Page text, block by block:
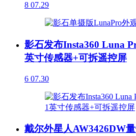
8 07.29
影石发布Insta360 Luna
英寸传感器+可拆遥控屏
6 07.30
戴尔外星人AW3426DW